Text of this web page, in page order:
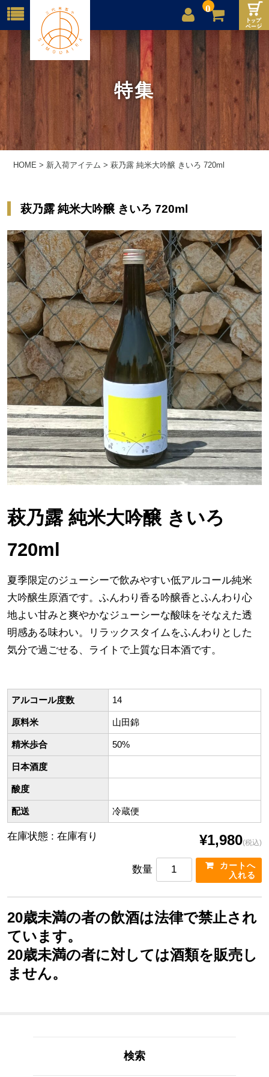
0
店舗案内
ご利用案内
送料
お問合せ
特集
HOME > 新入荷アイテム >萩乃露 純米大吟醸 きいろ 720ml
萩乃露 純米大吟醸 きいろ 720ml
萩乃露 純米大吟醸 きいろ
720ml
夏季限定のジューシーで飲みやすい低アルコール純米
大吟醸生原酒です。ふんわり香る吟醸香とふんわり心
地よい甘みと爽やかなジューシーな酸味をそなえた透
明感ある味わい。リラックスタイムをふんわりとした
気分で過ごせる、ライトで上質な日本酒です。
アルコール度数 14
原料米 山田錦
精米歩合 50%
日本酒度
酸度
配送 冷蔵便
在庫状態 : 在庫有り ¥1,980(税込)
数量
20歳未満の者の飲酒は法律で禁止され
ています。
20歳未満の者に対しては酒類を販売し
ません。
検索